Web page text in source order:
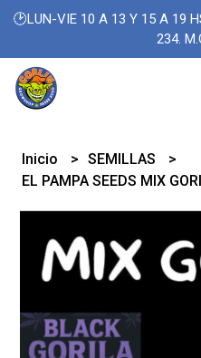
🕑LUN-VIE 10 A 13 Y 15 A 19
234.
Inicio
SEMILLAS
EL PAMPA SEEDS MIX